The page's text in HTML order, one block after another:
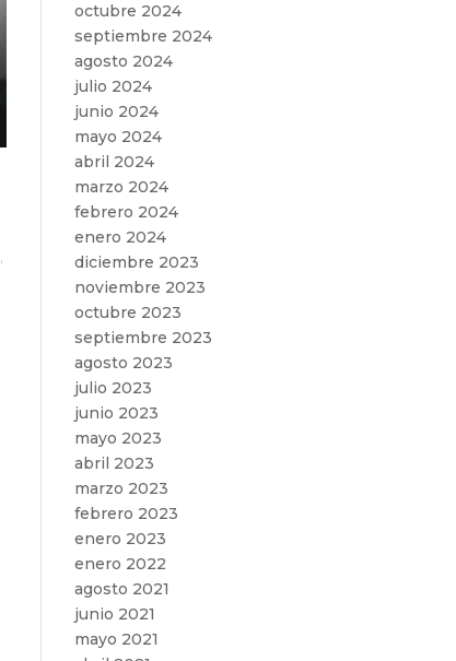
,
octubre 2024
septiembre 2024
agosto 2024
julio 2024
junio 2024
mayo 2024
abril 2024
marzo 2024
febrero 2024
enero 2024
diciembre 2023
noviembre 2023
octubre 2023
septiembre 2023
agosto 2023
julio 2023
junio 2023
mayo 2023
abril 2023
marzo 2023
febrero 2023
enero 2023
enero 2022
agosto 2021
junio 2021
mayo 2021